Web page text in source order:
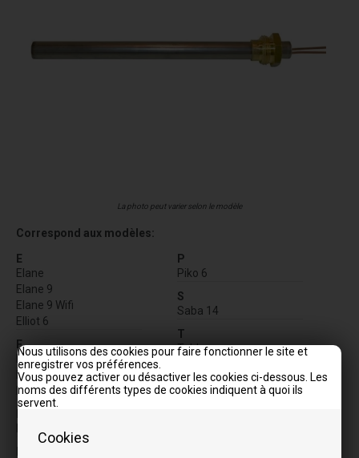
Cookies
Nous utilisons des cookies pour faire fonctionner le site et
enregistrer vos préférences.
Vous pouvez activer ou désactiver les cookies ci-dessous. Les
noms des différents types de cookies indiquent à quoi ils
servent.
La photo peut varier selon le modèle
Correspond aux modèles:
E
Elane
Elane 9
Elane 9 Wifi
Elliot 6
F
Floyd 7
Floyd 7 Wifi
Free
P
Piko 6
S
Saba 14
T
Tabla
V